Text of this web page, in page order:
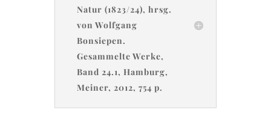
Natur (1823/24), hrsg.
von Wolfgang
Bonsiepen.
Gesammelte Werke,
Band 24.1, Hamburg,
Meiner, 2012, 754 p.